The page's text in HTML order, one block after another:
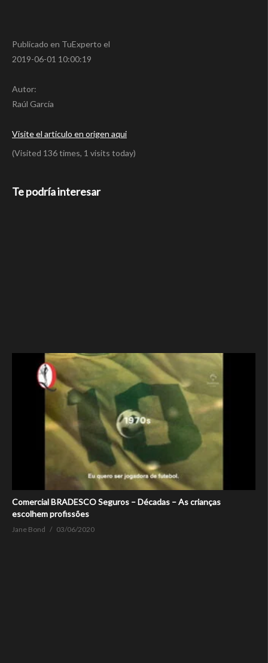
Publicado en TuExperto el
2019-06-01 10:00:19
Autor:
Raúl García
Visite el articulo en origen aqui
(Visited 136 times, 1 visits today)
Te podría interesar
Comercial BRADESCO Seguros – Décadas – As crianças
escolhem profissões
Jane Bond 03/06/2020